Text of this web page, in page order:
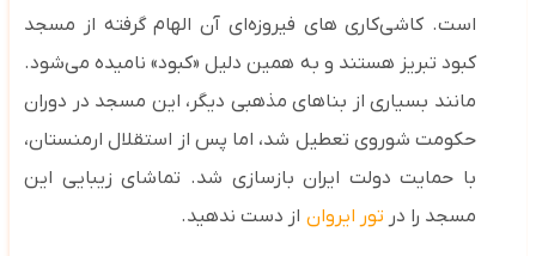
است. کاشی‌کاری‌ های فیروزه‌ای آن الهام‌ گرفته از مسجد
کبود تبریز هستند و به همین دلیل «کبود» نامیده می‌شود.
مانند بسیاری از بناهای مذهبی دیگر، این مسجد در دوران
حکومت شوروی تعطیل شد، اما پس از استقلال ارمنستان،
با حمایت دولت ایران بازسازی شد. تماشای زیبایی این
مسجد را درتور ایرواناز دست ندهید.